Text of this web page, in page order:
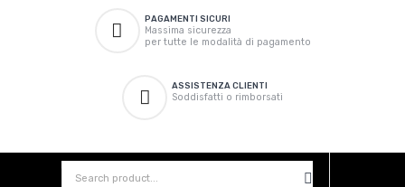
PAGAMENTI SICURI
Massima sicurezza
per tutte le modalità di pagamento
ASSISTENZA CLIENTI
Soddisfatti o rimborsati